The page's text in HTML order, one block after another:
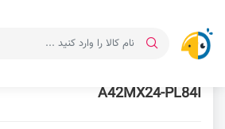
A42MX24-PL84I